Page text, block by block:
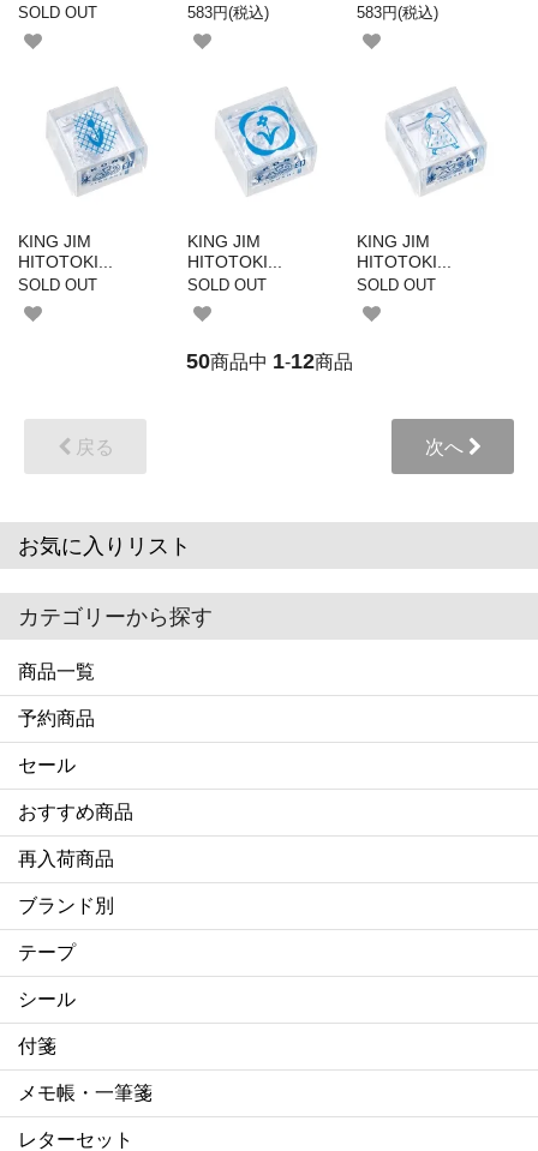
SOLD OUT
583円(税込)
583円(税込)
KING JIM
HITOTOKI...
SOLD OUT
KING JIM
HITOTOKI...
SOLD OUT
KING JIM
HITOTOKI...
SOLD OUT
50商品中 1-12商品
戻る 次へ
お気に入りリスト
カテゴリーから探す
商品一覧
予約商品
セール
おすすめ商品
再入荷商品
ブランド別
テープ
シール
付箋
メモ帳・一筆箋
レターセット